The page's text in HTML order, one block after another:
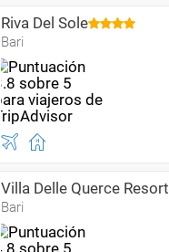
Riva Del Sole
Bari
Villa Delle Querce Resort
Bari